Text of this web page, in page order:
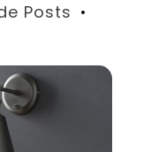
Posts